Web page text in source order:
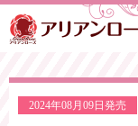
2024年08月09日発売